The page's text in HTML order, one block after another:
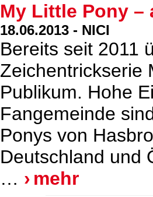
My Little Pony –
18.06.2013 - NICI
Bereits seit 2011
Zeichentrickserie
Publikum. Hohe
Fangemeinde
Ponys von
Deutschland und
…
mehr